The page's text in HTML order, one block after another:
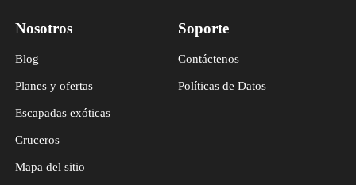
Nosotros
Blog
Planes y ofertas
Escapadas exóticas
Cruceros
Mapa del sitio
Soporte
Contáctenos
Políticas de Datos